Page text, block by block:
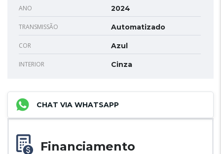
ANO 2024
TRANSMISSÃO Automatizado
COR Azul
INTERIOR Cinza
CHAT VIA WHATSAPP
Financiamento